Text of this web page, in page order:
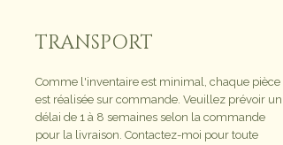
TRANSPORT
Comme l'inventaire est minimal, chaque pièce
est réalisée sur commande. Veuillez prévoir un
délai de 1 à 8 semaines selon la commande
pour la livraison. Contactez-moi pour toute